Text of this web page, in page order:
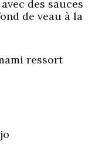
des sauces
de veau à la
ressort